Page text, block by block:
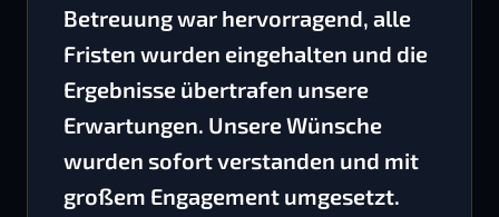
Betreuung war hervorragend, alle
Fristen wurden eingehalten und die
Ergebnisse übertrafen unsere
Erwartungen. Unsere Wünsche
wurden sofort verstanden und mit
großem Engagement umgesetzt.